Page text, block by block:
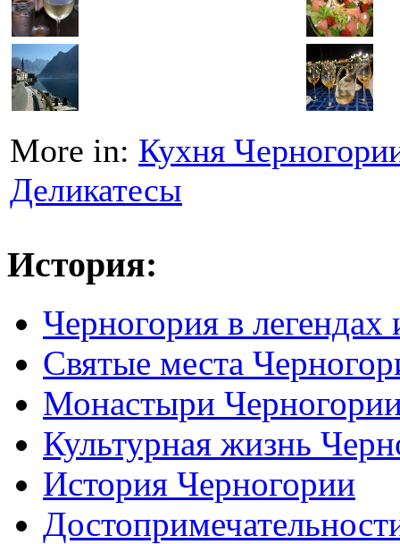
More in: Кухня
Деликатесы
История:
Черногория в легендах
Святые места
Монастыри
Культурная жизнь
История Черногории